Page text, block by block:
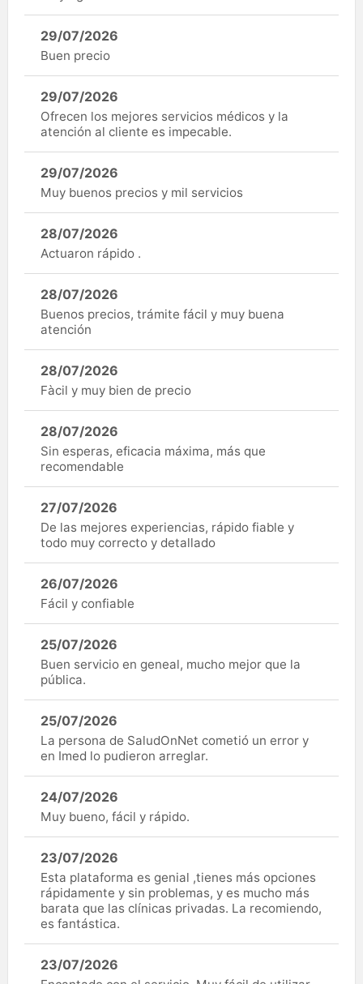
29/07/2026
Buen precio
29/07/2026
Ofrecen los mejores servicios médicos y la
atención al cliente es impecable.
29/07/2026
Muy buenos precios y mil servicios
28/07/2026
Actuaron rápido .
28/07/2026
Buenos precios, trámite fácil y muy buena
atención
28/07/2026
Fàcil y muy bien de precio
28/07/2026
Sin esperas, eficacia máxima, más que
recomendable
27/07/2026
De las mejores experiencias, rápido fiable y
todo muy correcto y detallado
26/07/2026
Fácil y confiable
25/07/2026
Buen servicio en geneal, mucho mejor que la
pública.
25/07/2026
La persona de SaludOnNet cometió un error y
en Imed lo pudieron arreglar.
24/07/2026
Muy bueno, fácil y rápido.
23/07/2026
Esta plataforma es genial ,tienes más opciones
rápidamente y sin problemas, y es mucho más
barata que las clínicas privadas. La recomiendo,
es fantástica.
23/07/2026